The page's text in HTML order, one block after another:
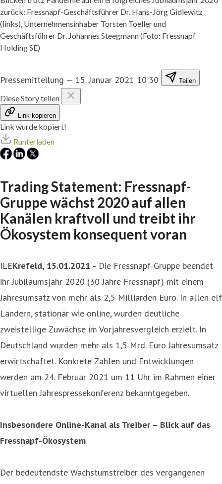
zurück: Fressnapf-Geschäftsführer Dr. Hans-Jörg Gidlewitz
(links), Unternehmensinhaber Torsten Toeller und
Geschäftsführer Dr. Johannes Steegmann (Foto: Fressnapf
Holding SE)
Pressemitteilung — 15. Januar 2021 10:30 Teilen
Diese Story teilen
Link kopieren
Link wurde kopiert!
Runterladen
Trading Statement: Fressnapf-
Gruppe wächst 2020 auf allen
Kanälen kraftvoll und treibt ihr
Ökosystem konsequent voran
ILEKrefeld, 15.01.2021 - Die Fressnapf-Gruppe beendet
ihr Jubiläumsjahr 2020 (30 Jahre Fressnapf) mit einem
Jahresumsatz von mehr als 2,5 Milliarden Euro. In allen elf
Ländern, stationär wie online, wurden deutliche
zweistellige Zuwächse im Vorjahresvergleich erzielt. In
Deutschland wurden mehr als 1,5 Mrd. Euro Jahresumsatz
erwirtschaftet. Konkrete Zahlen und Entwicklungen
werden am 24. Februar 2021 um 11 Uhr im Rahmen einer
virtuellen Jahrespressekonferenz bekanntgegeben.
Insbesondere Online-Kanal als Treiber – Blick auf das
Fressnapf-Ökosystem
Der bedeutendste Wachstumstreiber des vergangenen